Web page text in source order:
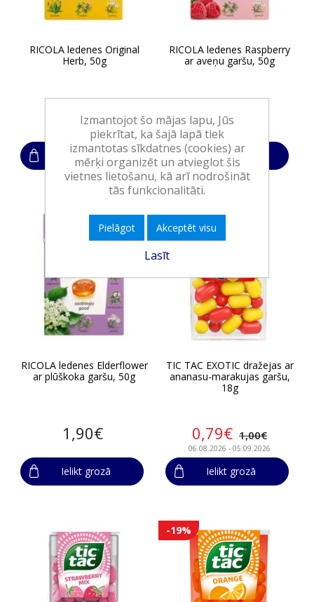
RICOLA ledenes Original
Herb, 50g
1,90€
Ielikt grozā
RICOLA ledenes Raspberry
ar aveņu garšu, 50g
1,90€
Ielikt grozā
RICOLA ledenes Elderflower
ar plūškoka garšu, 50g
1,90€
Ielikt grozā
-21%
TIC TAC EXOTIC dražejas ar
ananasu-marakujas garšu,
18g
0,79€ 1,00€
06.08.2026 - 05.09.2026
Ielikt grozā
-19%
Izmantojot šo mājas lapu, Jūs
piekrītat, ka šajā lapā tiek
izmantotas sīkdatnes (cookies) ar
mērķi organizēt un atvieglot šis
vietnes lietošanu, kā arī nodrošināt
tās funkcionalitāti.
Pielāgot Akceptēt visu
Lasīt